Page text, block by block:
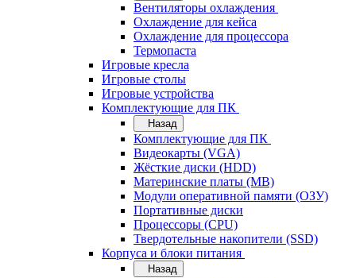
Вентиляторы охлаждения
Охлаждение для кейса
Охлаждение для процессора
Термопаста
Игровые кресла
Игровые столы
Игровые устройства
Комплектующие для ПК
Назад
Комплектующие для ПК
Видеокарты (VGA)
Жёсткие диски (HDD)
Материнские платы (MB)
Модули оперативной памяти (ОЗУ)
Портативные диски
Процессоры (CPU)
Твердотельные накопители (SSD)
Корпуса и блоки питания
Назад